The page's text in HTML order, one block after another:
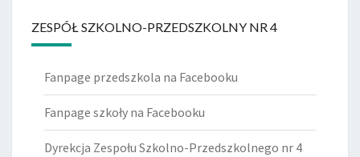
ZESPÓŁ SZKOLNO-PRZEDSZKOLNY NR 4
Fanpage przedszkola na Facebooku
Fanpage szkoły na Facebooku
Dyrekcja Zespołu Szkolno-Przedszkolnego nr 4